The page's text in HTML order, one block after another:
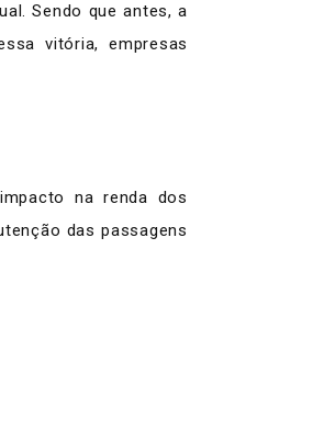
Sendo que antes, a
vitória, empresas
na renda dos
das passagens